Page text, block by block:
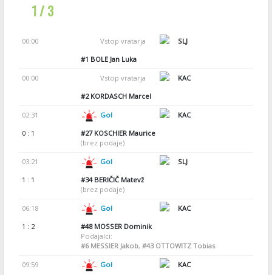
1 / 3
00:00 Vstop vratarja
SLJ
#1 BOLE Jan Luka
00:00 Vstop vratarja
KAC
#2KORDASCH Marcel
02:31 Gol
KAC
0 : 1
#27KOSCHIER Maurice
(brez podaje)
03:21 Gol
SLJ
1 : 1
#34BERIČIČ Matevž
(brez podaje)
06:18 Gol
KAC
1 : 2
#48MOSSER Dominik
Podajalci:
#6MESSIER Jakob, #43OTTOWITZ Tobias
09:59 Gol
KAC